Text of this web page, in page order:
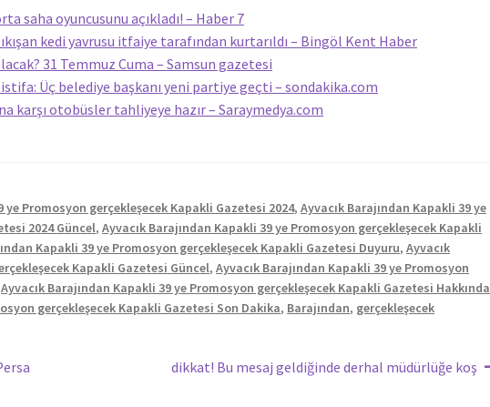
saha oyuncusunu açıkladı! – Haber 7
kedi yavrusu itfaiye tarafından kurtarıldı – Bingöl Kent Haber
31 Temmuz Cuma – Samsun gazetesi
Üç belediye başkanı yeni partiye geçti – sondakika.com
karşı otobüsler tahliyeye hazır – Saraymedya.com
ye Promosyon gerçekleşecek Kapakli Gazetesi 2024,Ayvacık Barajından Kapakli 39 ye
2024 Güncel,Ayvacık Barajından Kapakli 39 ye Promosyon gerçekleşecek Kapakli
Kapakli 39 ye Promosyon gerçekleşecek Kapakli Gazetesi Duyuru,Ayvacık
Kapakli Gazetesi Güncel,Ayvacık Barajından Kapakli 39 ye Promosyon
Ayvacık Barajından Kapakli 39 ye Promosyon gerçekleşecek Kapakli Gazetesi Hakkında
gerçekleşecek Kapakli Gazetesi Son Dakika, Barajından, gerçekleşecek
Sonraki
dikkat! Bu mesaj geldiğinde derhal müdürlüğe koş